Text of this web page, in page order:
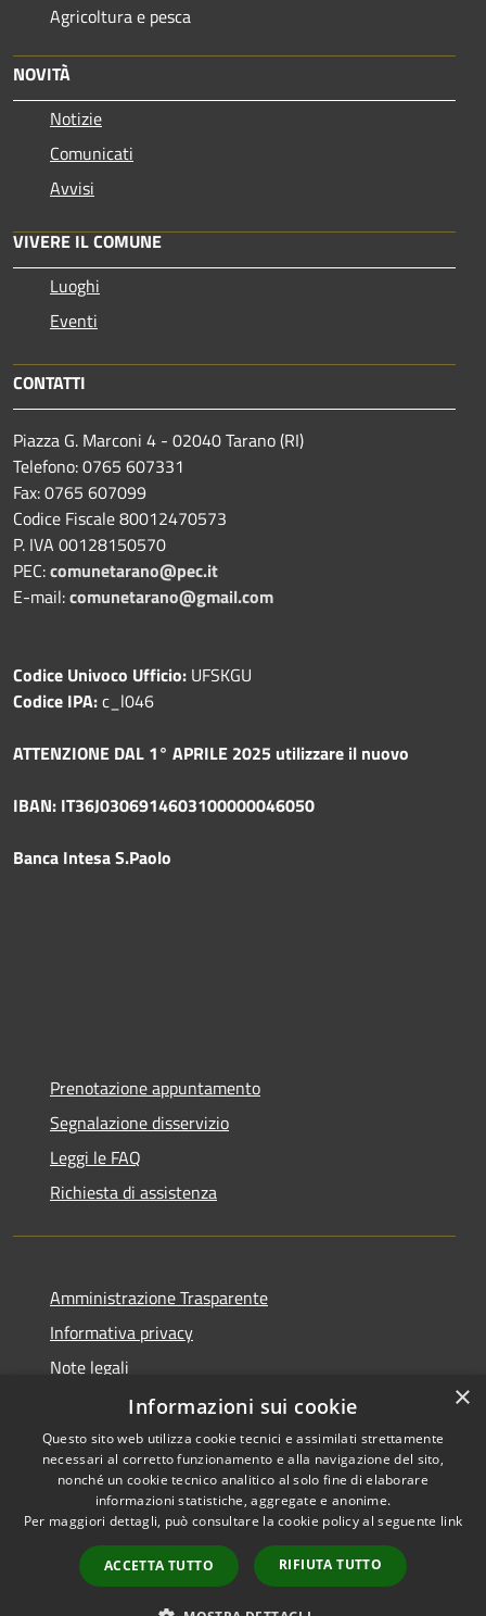
Agricoltura e pesca
NOVITÀ
Notizie
Comunicati
Avvisi
VIVERE IL COMUNE
Luoghi
Eventi
CONTATTI
Piazza G. Marconi 4 - 02040 Tarano (RI)
Telefono: 0765 607331
Fax: 0765 607099
Codice Fiscale 80012470573
P. IVA 00128150570
PEC:comunetarano@pec.it
E-mail:comunetarano@gmail.com
Codice Univoco Ufficio: UFSKGU
Codice IPA:c_l046
ATTENZIONE DAL 1° APRILE 2025 utilizzare il nuovo
IBAN: IT36J0306914603100000046050
Banca Intesa S.Paolo
Prenotazione appuntamento
Segnalazione disservizio
Leggi le FAQ
Richiesta di assistenza
Amministrazione Trasparente
Informativa privacy
Note legali
Dichiarazione di accessibilità
RSS
Accessibility
Copyright © 2026 • Town of •
Municipium
Admin access
×
Informazioni sui cookie
Questo sito web utilizza cookie tecnici e assimilati strettamente
necessari al corretto funzionamento e alla navigazione del sito,
nonché un cookie tecnico analitico al solo fine di elaborare
informazioni statistiche, aggregate e anonime.
Per maggiori dettagli, può consultare la cookie policy al seguente link
ACCETTA TUTTO RIFIUTA TUTTO